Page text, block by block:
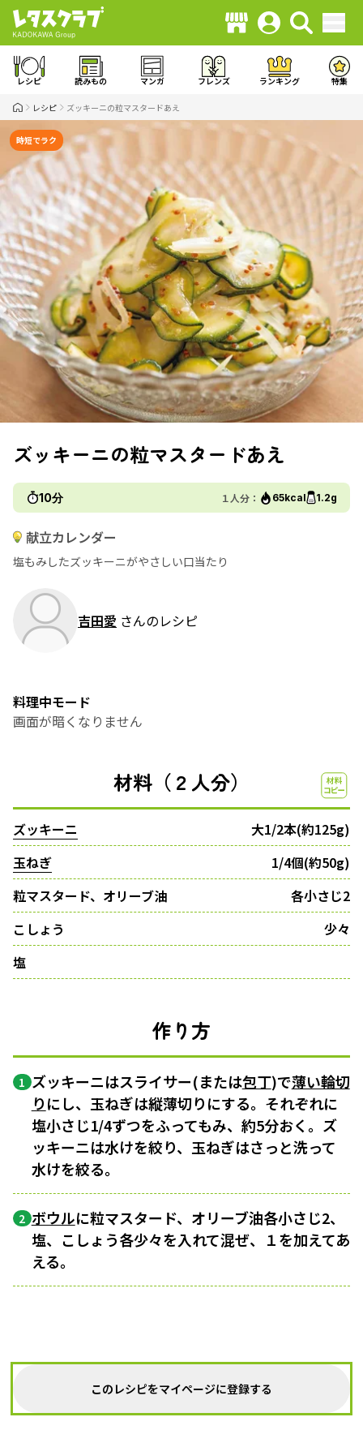
レシピ 読みもの マンガ フレンズ ランキング 特集
レシピ ズッキーニの粒マスタードあえ
時短でラク
ズッキーニの粒マスタードあえ
10分 １人分： 65kcal 1.2g
献立カレンダー
塩もみしたズッキーニがやさしい口当たり
吉田愛 さんのレシピ
料理中モード
画面が暗くなりません
材料（２人分）
ズッキーニ
大1/2本(約125g)
玉ねぎ
1/4個(約50g)
粒マスタード、オリーブ油
各小さじ2
こしょう
少々
塩
作り方
1 ズッキーニはスライサー(または包丁)で薄い輪切
りにし、玉ねぎは縦薄切りにする。それぞれに
塩小さじ1/4ずつをふってもみ、約5分おく。ズ
ッキーニは水けを絞り、玉ねぎはさっと洗って
水けを絞る。
2 ボウルに粒マスタード、オリーブ油各小さじ2、
塩、こしょう各少々を入れて混ぜ、１を加えてあ
える。
このレシピをマイページに登録する